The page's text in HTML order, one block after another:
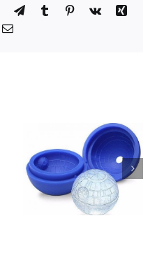
WhatsApp
TelegramTumblr Pinterest
Vk
Xing
Email: